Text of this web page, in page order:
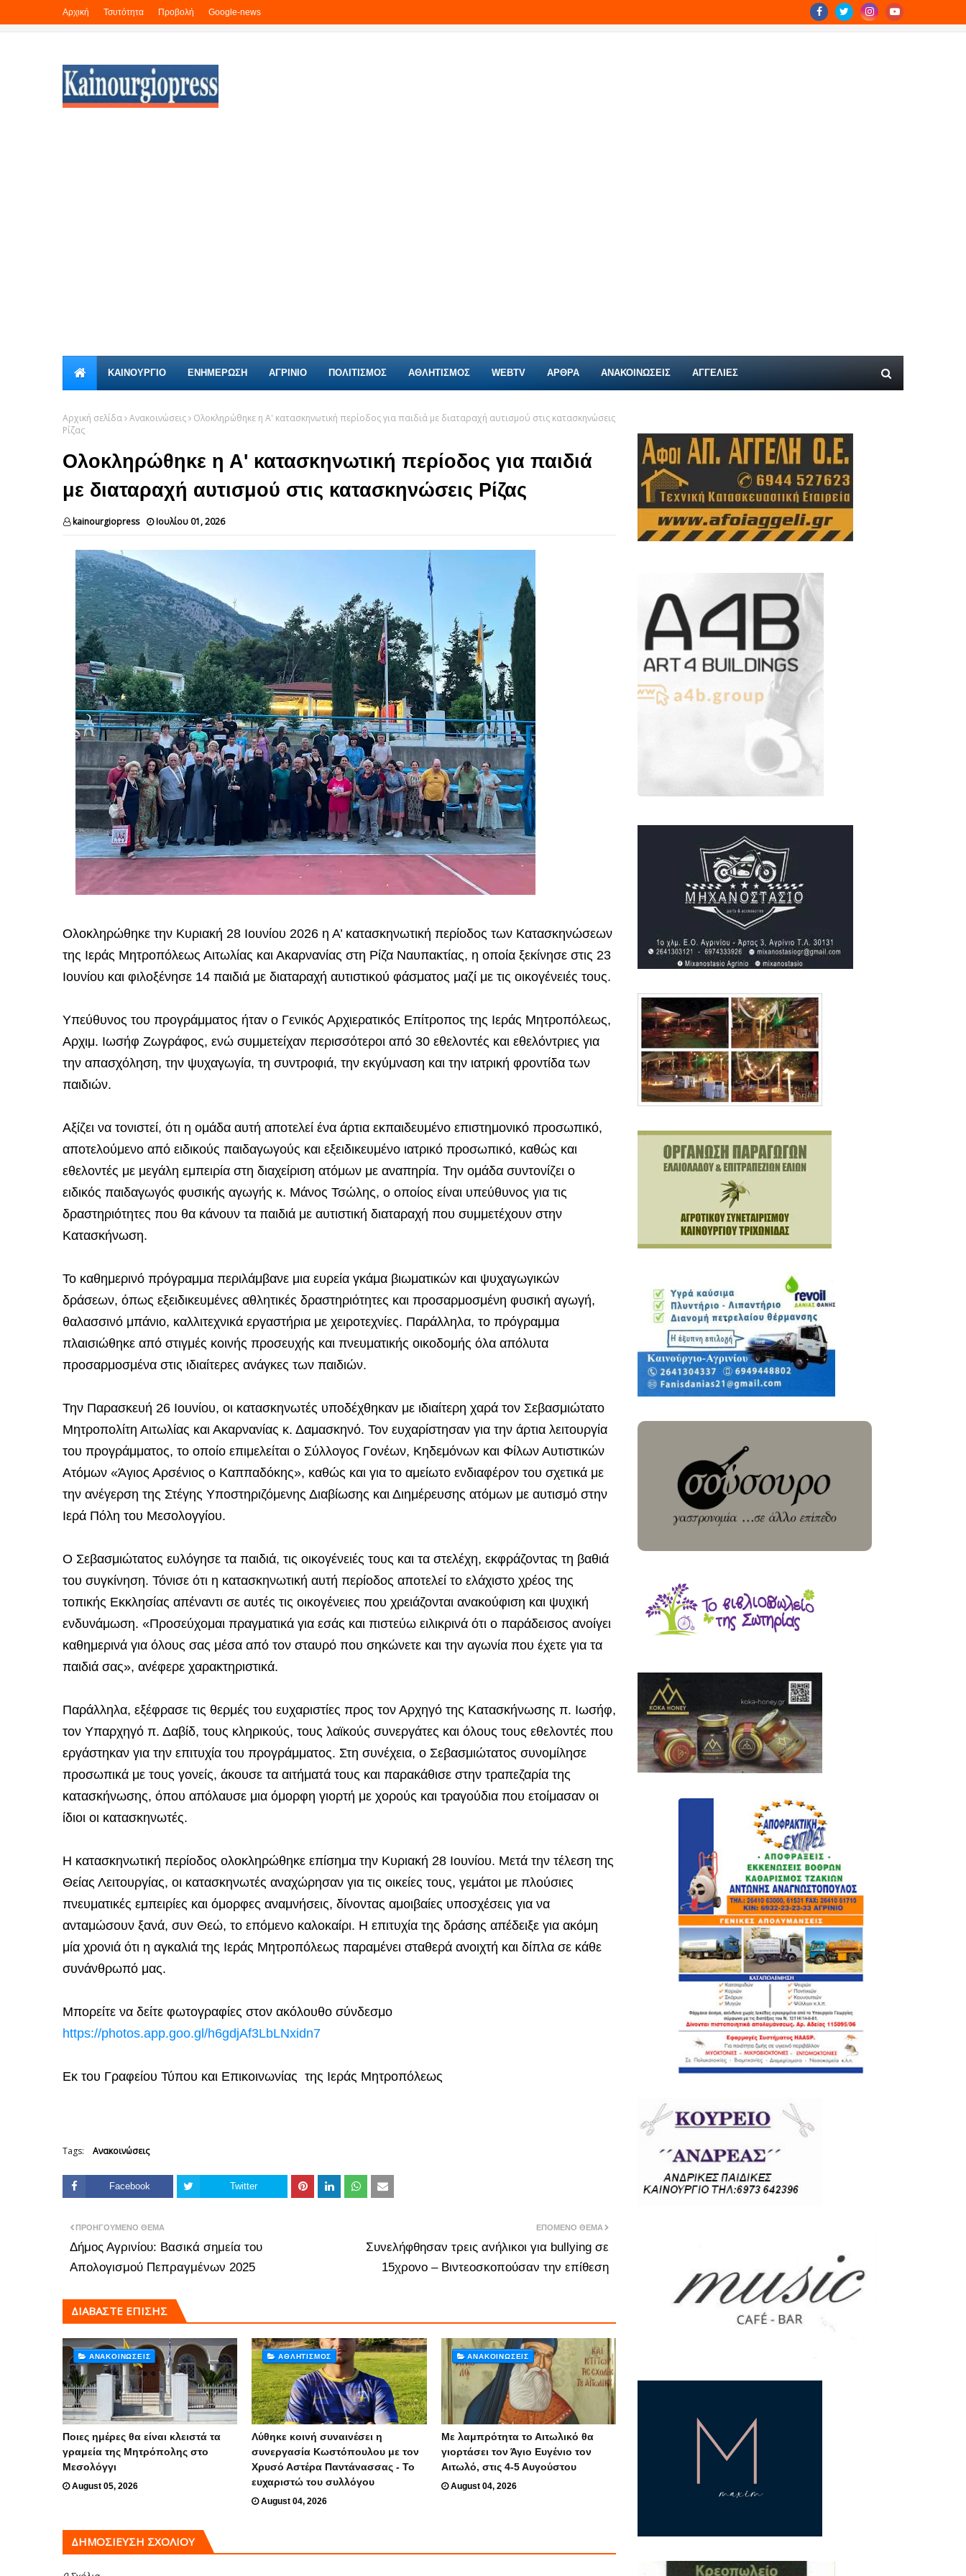
Αρχική Τσυτότητα Προβολή Google-news
ΚΑΙΝΟΎΡΓΙΟ ΕΝΗΜΕΡΩΣΗ ΑΓΡΙΝΙΟ ΠΟΛΙΤΙΣΜΟΣ ΑΘΛΗΤΙΣΜΟΣ WEBTV ΑΡΘΡΑ ΑΝΑΚΟΙΝΩΣΕΙΣ ΑΓΓΕΛΊΕΣ
Αρχική σελίδα Ανακοινώσεις
Ολοκληρώθηκε η Α' κατασκηνωτική περίοδος για παιδιά με διαταραχή αυτισμού στις κατασκηνώσεις
Ρίζας
Ολοκληρώθηκε η Α' κατασκηνωτική περίοδος για παιδιά
με διαταραχή αυτισμού στις κατασκηνώσεις Ρίζας
kainourgiopress Ιουλίου 01, 2026
Ολοκληρώθηκε την Κυριακή 28 Ιουνίου 2026 η Α’ κατασκηνωτική περίοδος των Κατασκηνώσεων
της Ιεράς Μητροπόλεως Αιτωλίας και Ακαρνανίας στη Ρίζα Ναυπακτίας, η οποία ξεκίνησε στις 23
Ιουνίου και φιλοξένησε 14 παιδιά με διαταραχή αυτιστικού φάσματος μαζί με τις οικογένειές τους.
Υπεύθυνος του προγράμματος ήταν ο Γενικός Αρχιερατικός Επίτροπος της Ιεράς Μητροπόλεως,
Αρχιμ. Ιωσήφ Ζωγράφος, ενώ συμμετείχαν περισσότεροι από 30 εθελοντές και εθελόντριες για
την απασχόληση, την ψυχαγωγία, τη συντροφιά, την εκγύμναση και την ιατρική φροντίδα των
παιδιών.
Αξίζει να τονιστεί, ότι η ομάδα αυτή αποτελεί ένα άρτια εκπαιδευμένο επιστημονικό προσωπικό,
αποτελούμενο από ειδικούς παιδαγωγούς και εξειδικευμένο ιατρικό προσωπικό, καθώς και
εθελοντές με μεγάλη εμπειρία στη διαχείριση ατόμων με αναπηρία. Την ομάδα συντονίζει ο
ειδικός παιδαγωγός φυσικής αγωγής κ. Μάνος Τσώλης, ο οποίος είναι υπεύθυνος για τις
δραστηριότητες που θα κάνουν τα παιδιά με αυτιστική διαταραχή που συμμετέχουν στην
Κατασκήνωση.
Το καθημερινό πρόγραμμα περιλάμβανε μια ευρεία γκάμα βιωματικών και ψυχαγωγικών
δράσεων, όπως εξειδικευμένες αθλητικές δραστηριότητες και προσαρμοσμένη φυσική αγωγή,
θαλασσινό μπάνιο, καλλιτεχνικά εργαστήρια με χειροτεχνίες. Παράλληλα, το πρόγραμμα
πλαισιώθηκε από στιγμές κοινής προσευχής και πνευματικής οικοδομής όλα απόλυτα
προσαρμοσμένα στις ιδιαίτερες ανάγκες των παιδιών.
Την Παρασκευή 26 Ιουνίου, οι κατασκηνωτές υποδέχθηκαν με ιδιαίτερη χαρά τον Σεβασμιώτατο
Μητροπολίτη Αιτωλίας και Ακαρνανίας κ. Δαμασκηνό. Τον ευχαρίστησαν για την άρτια λειτουργία
του προγράμματος, το οποίο επιμελείται ο Σύλλογος Γονέων, Κηδεμόνων και Φίλων Αυτιστικών
Ατόμων «Άγιος Αρσένιος ο Καππαδόκης», καθώς και για το αμείωτο ενδιαφέρον του σχετικά με
την ανέγερση της Στέγης Υποστηριζόμενης Διαβίωσης και Διημέρευσης ατόμων με αυτισμό στην
Ιερά Πόλη του Μεσολογγίου.
Ο Σεβασμιώτατος ευλόγησε τα παιδιά, τις οικογένειές τους και τα στελέχη, εκφράζοντας τη βαθιά
του συγκίνηση. Τόνισε ότι η κατασκηνωτική αυτή περίοδος αποτελεί το ελάχιστο χρέος της
τοπικής Εκκλησίας απέναντι σε αυτές τις οικογένειες που χρειάζονται ανακούφιση και ψυχική
ενδυνάμωση. «Προσεύχομαι πραγματικά για εσάς και πιστεύω ειλικρινά ότι ο παράδεισος ανοίγει
καθημερινά για όλους σας μέσα από τον σταυρό που σηκώνετε και την αγωνία που έχετε για τα
παιδιά σας», ανέφερε χαρακτηριστικά.
Παράλληλα, εξέφρασε τις θερμές του ευχαριστίες προς τον Αρχηγό της Κατασκήνωσης π. Ιωσήφ,
τον Υπαρχηγό π. Δαβίδ, τους κληρικούς, τους λαϊκούς συνεργάτες και όλους τους εθελοντές που
εργάστηκαν για την επιτυχία του προγράμματος. Στη συνέχεια, ο Σεβασμιώτατος συνομίλησε
προσωπικά με τους γονείς, άκουσε τα αιτήματά τους και παρακάθισε στην τραπεζαρία της
κατασκήνωσης, όπου απόλαυσε μια όμορφη γιορτή με χορούς και τραγούδια που ετοίμασαν οι
ίδιοι οι κατασκηνωτές.
Η κατασκηνωτική περίοδος ολοκληρώθηκε επίσημα την Κυριακή 28 Ιουνίου. Μετά την τέλεση της
Θείας Λειτουργίας, οι κατασκηνωτές αναχώρησαν για τις οικείες τους, γεμάτοι με πλούσιες
πνευματικές εμπειρίες και όμορφες αναμνήσεις, δίνοντας αμοιβαίες υποσχέσεις για να
ανταμώσουν ξανά, συν Θεώ, το επόμενο καλοκαίρι. Η επιτυχία της δράσης απέδειξε για ακόμη
μία χρονιά ότι η αγκαλιά της Ιεράς Μητροπόλεως παραμένει σταθερά ανοιχτή και δίπλα σε κάθε
συνάνθρωπό μας.
Μπορείτε να δείτε φωτογραφίες στον ακόλουθο σύνδεσμο
https://photos.app.goo.gl/h6gdjAf3LbLNxidn7
Εκ του Γραφείου Τύπου και Επικοινωνίας της Ιεράς Μητροπόλεως
Tags: Ανακοινώσεις
Facebook Twitter
ΕΠΌΜΕΝΟ ΘΈΜΑ
Συνελήφθησαν τρεις ανήλικοι για bullying σε
15χρονο – Βιντεοσκοπούσαν την επίθεση
ΠΡΟΗΓΟΎΜΕΝΟ ΘΈΜΑ
Δήμος Αγρινίου: Βασικά σημεία του
Απολογισμού Πεπραγμένων 2025
ΔΙΑΒΑΣΤΕ ΕΠΙΣΗΣ
ΑΝΑΚΟΙΝΏΣΕΙΣ
Ποιες ημέρες θα είναι κλειστά τα
γραμεία της Μητρόπολης στο
Μεσολόγγι
August 05, 2026
ΑΘΛΗΤΙΣΜΌΣ
Λύθηκε κοινή συναινέσει η
συνεργασία Κωστόπουλου με τον
Χρυσό Αστέρα Παντάνασσας - Το
ευχαριστώ του συλλόγου
August 04, 2026
ΑΝΑΚΟΙΝΏΣΕΙΣ
Με λαμπρότητα το Αιτωλικό θα
γιορτάσει τον Άγιο Ευγένιο τον
Αιτωλό, στις 4-5 Αυγούστου
August 04, 2026
ΔΗΜΟΣΊΕΥΣΗ ΣΧΟΛΊΟΥ